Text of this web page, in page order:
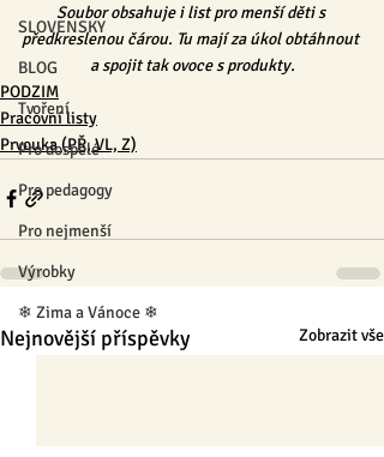
SLOVENSKY
BLOG
Tvoření
Pro dospělé
Pro pedagogy
Pro nejmenší
Výrobky
❄ Zima a Vánoce ❄
Soubor obsahuje i list pro menší děti s
předkreslenou čárou. Tu mají za úkol obtáhnout
a spojit tak ovoce s produkty.
PODZIM
Pracovní listy
Prvouka (PŘ, VL, Z)
Nejnovější příspěvky Zobrazit vše